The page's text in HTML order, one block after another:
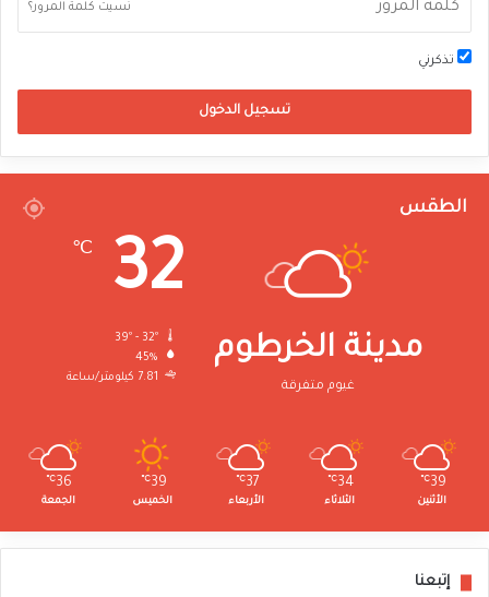
نسيت كلمة المرور؟
تذكرني
تسجيل الدخول
الطقس
مدينة الخرطوم
غيوم متفرقة
32
℃
45%
7.81 كيلومتر/ساعة
39
℃
الأثنين
34
℃
الثلاثاء
37
℃
الأربعاء
39
℃
الخميس
36
℃
الجمعة
إتبعنا